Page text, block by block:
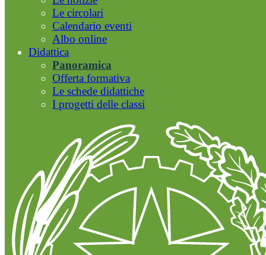
Le circolari
Calendario eventi
Albo online
Didattica
Panoramica
Offerta formativa
Le schede didattiche
I progetti delle classi